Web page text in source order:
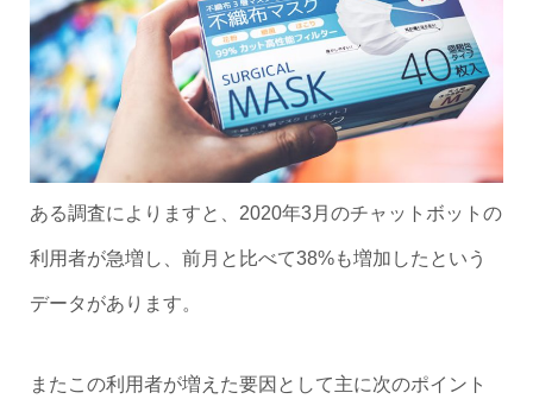
ある調査によりますと、2020年3月のチャットボットの
利用者が急増し、前月と比べて38%も増加したという
データがあります。
またこの利用者が増えた要因として主に次のポイント